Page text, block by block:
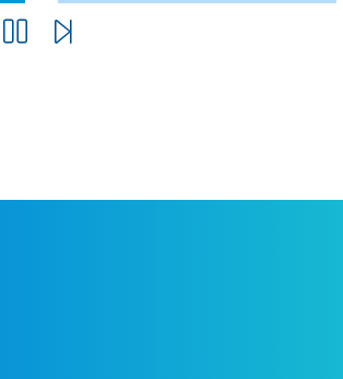
Pause